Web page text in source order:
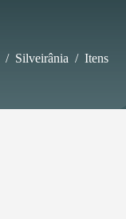
/ Silveirânia / Itens